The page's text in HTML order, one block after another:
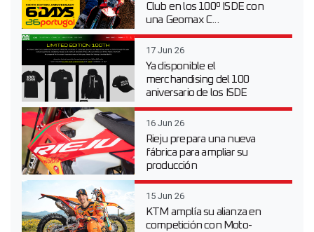
Club en los 100º ISDE con
una Geomax C...
17 Jun 26
Ya disponible el
merchandising del 100
aniversario de los ISDE
16 Jun 26
Rieju prepara una nueva
fábrica para ampliar su
producción
15 Jun 26
KTM amplía su alianza en
competición con Moto-